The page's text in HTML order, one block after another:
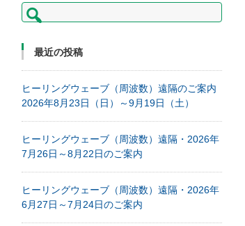
城校での講座
検
索:
最近の投稿
ヒーリングウェーブ（周波数）遠隔のご案内
2026年8月23日（日）～9月19日（土）
ヒーリングウェーブ（周波数）遠隔・2026年
7月26日～8月22日のご案内
ヒーリングウェーブ（周波数）遠隔・2026年
6月27日～7月24日のご案内